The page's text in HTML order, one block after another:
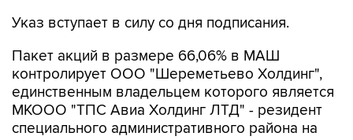
Указ вступает в силу со дня подписания.
Пакет акций в размере 66,06% в МАШ
контролирует ООО "Шереметьево Холдинг",
единственным владельцем которого является
МКООО "ТПС Авиа Холдинг ЛТД" - резидент
специального административного района на